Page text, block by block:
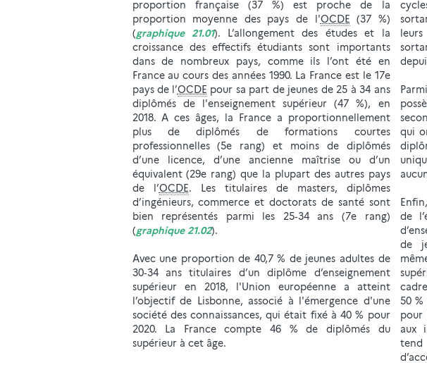
proportion française (37 %) est proche de la
proportion moyenne des pays de l'OCDE (37 %)
(graphique 21.01). L’allongement des études et la
croissance des effectifs étudiants sont importants
dans de nombreux pays, comme ils l’ont été en
France au cours des années 1990. La France est le 17e
pays de l’OCDE pour sa part de jeunes de 25 à 34 ans
diplômés de l'enseignement supérieur (47 %), en
2018. A ces âges, la France a proportionnellement
plus de diplômés de formations courtes
professionnelles (5e rang) et moins de diplômés
d’une licence, d’une ancienne maîtrise ou d’un
équivalent (29e rang) que la plupart des autres pays
de l’OCDE. Les titulaires de masters, diplômes
d’ingénieurs, commerce et doctorats de santé sont
bien représentés parmi les 25‑34 ans (7e rang)
(graphique 21.02).
Avec une proportion de 40,7 % de jeunes adultes de
30‑34 ans titulaires d’un diplôme d’enseignement
supérieur en 2018, l'Union européenne a atteint
l’objectif de Lisbonne, associé à l'émergence d'une
société des connaissances, qui était fixé à 40 % pour
2020. La France compte 46 % de diplômés du
supérieur à cet âge.
qui
de
de
50
pour
aux
tend